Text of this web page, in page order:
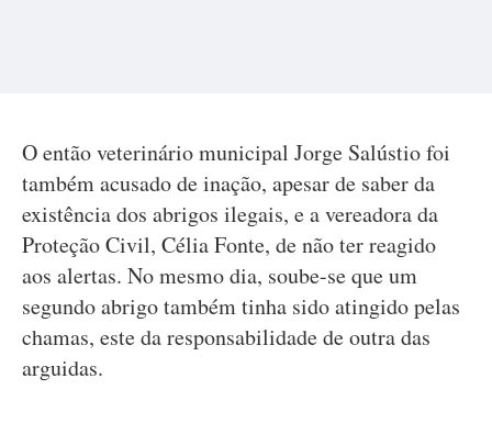
O então veterinário municipal Jorge Salústio foi
também acusado de inação, apesar de saber da
existência dos abrigos ilegais, e a vereadora da
Proteção Civil, Célia Fonte, de não ter reagido
aos alertas. No mesmo dia, soube-se que um
segundo abrigo também tinha sido atingido pelas
chamas, este da responsabilidade de outra das
arguidas.